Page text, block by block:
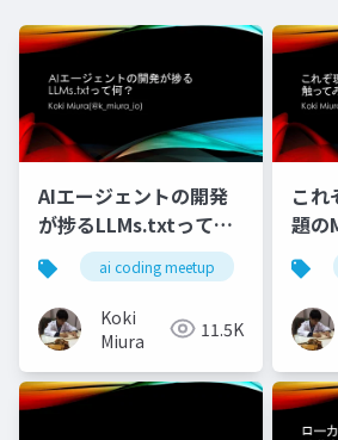
AIエージェントの開発
が捗るLLMs.txtって
何？
ai coding meetup
Koki
Miura
11.5K
これ
題の